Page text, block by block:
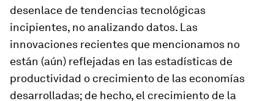
desenlace de tendencias tecnológicas
incipientes, no analizando datos. Las
innovaciones recientes que mencionamos no
están (aún) reflejadas en las estadísticas de
productividad o crecimiento de las economías
desarrolladas; de hecho, el crecimiento de la